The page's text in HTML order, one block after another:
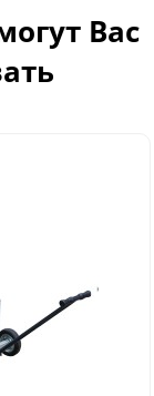
Вас